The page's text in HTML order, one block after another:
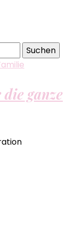
ganze